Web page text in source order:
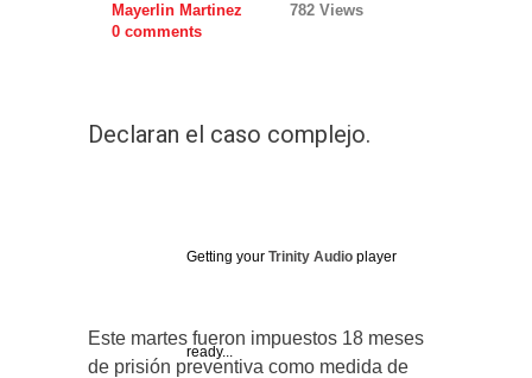
Mayerlin Martinez
782 Views
0 comments
Declaran el caso complejo.
Getting your Trinity Audio player
ready...
Este martes fueron impuestos 18 meses
de prisión preventiva como medida de